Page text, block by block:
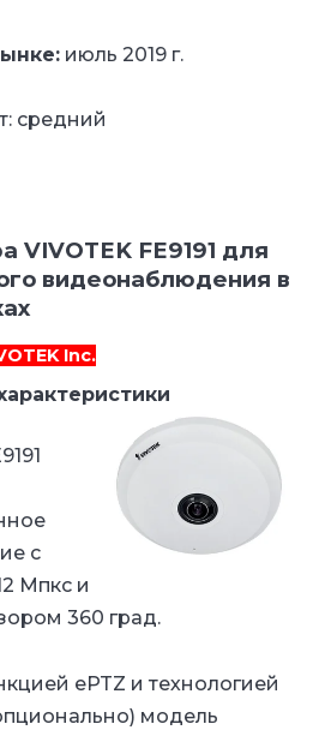
июль 2019 г.
средний
VIVOTEK FE9191 для
видеонаблюдения в
Inc.
с
Мпкс и
360 град.
ePTZ и технологией
модель